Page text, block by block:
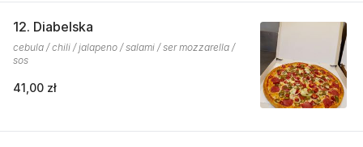
12. Diabelska
cebula / chili / jalapeno / salami / ser mozzarella /
sos
41,00 zł